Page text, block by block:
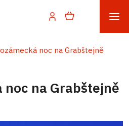
noc na Grabštejně
noc na Grabštejně